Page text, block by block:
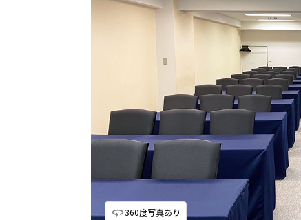
360度写真あり